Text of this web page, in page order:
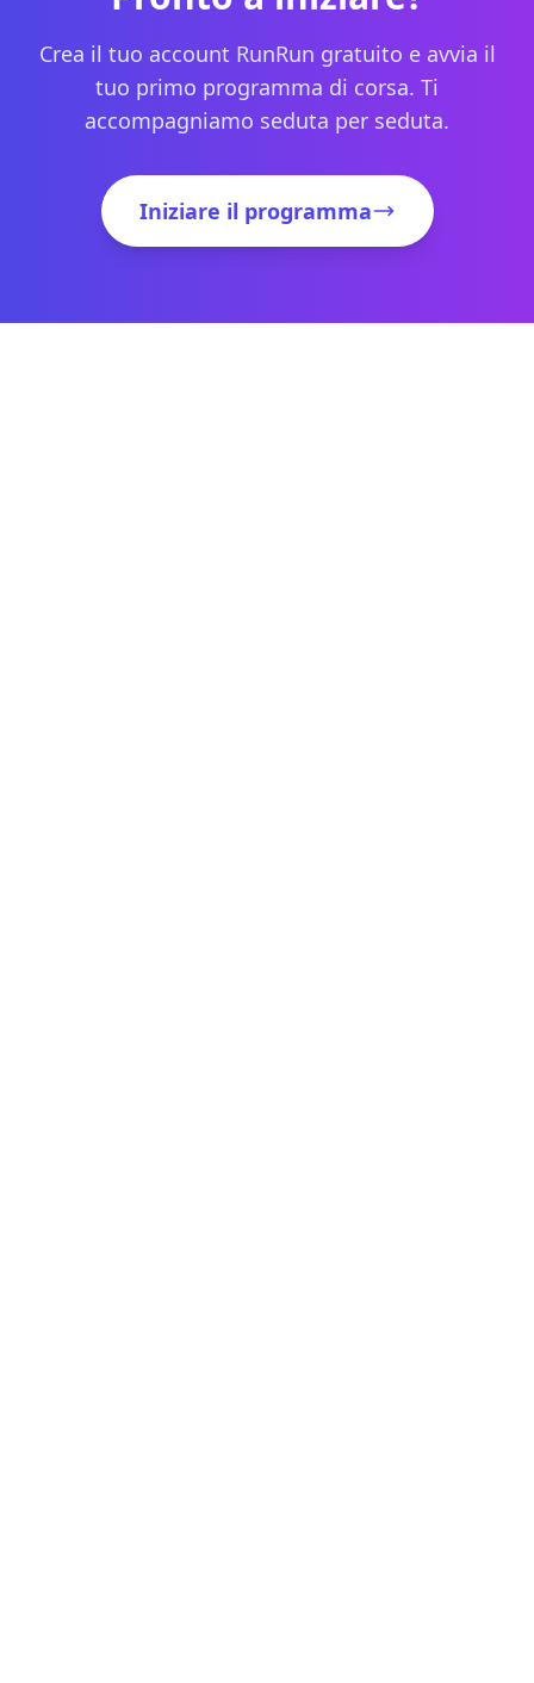
Crea il tuo account RunRun gratuito e avvia il
tuo primo programma di corsa. Ti
accompagniamo seduta per seduta.
Iniziare il programma